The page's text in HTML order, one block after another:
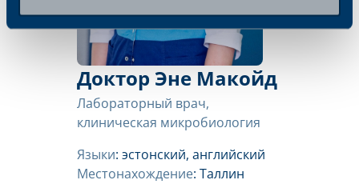
Доктор Эне Макойд
Лабораторный врач,
клиническая микробиология
Языки: эстонский, английский
Местонахождение: Таллин